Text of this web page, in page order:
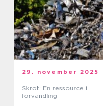
29. november 2025
Skrot: En ressource i
forvandling